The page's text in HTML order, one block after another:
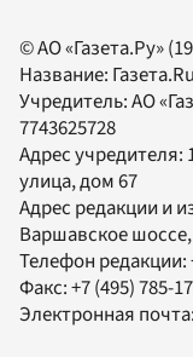
© АО «Газета.Ру»
Название: Газета.Ru
Учредитель:АО
7743625728
Адрес учредителя:
улица, дом 67
Адрес редакции и
Варшавское шоссе,
Телефон редакции:
Факс:+7 (495) 785-
Электронная почта: